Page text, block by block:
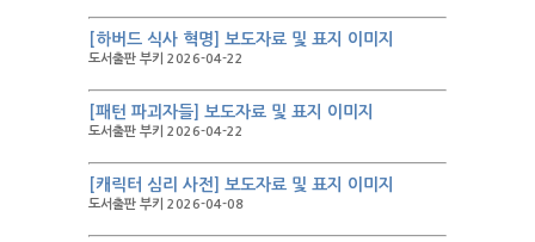
[하버드 식사 혁명] 보도자료 및 표지 이미지
도서출판 부키 2026-04-22
[패턴 파괴자들] 보도자료 및 표지 이미지
도서출판 부키 2026-04-22
[캐릭터 심리 사전] 보도자료 및 표지 이미지
도서출판 부키 2026-04-08